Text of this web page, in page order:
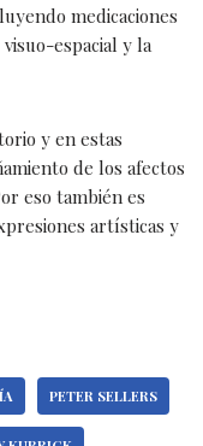
medicaciones
espacial y la
y en estas
de los afectos
eso también es
artísticas y
PETER SELLERS